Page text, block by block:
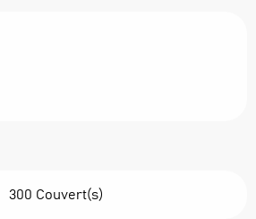
300 Couvert(s)